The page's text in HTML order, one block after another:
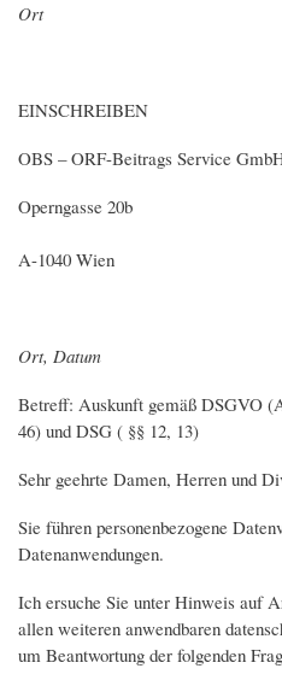
Ort
EINSCHREIBEN
OBS – ORF-Beitrags Service
Operngasse 20b
A-1040 Wien
Ort, Datum
Betreff: Auskunft gemäß DSGVO
46) und DSG ( §§ 12, 13)
Sehr geehrte Damen, Herren und
Sie führen personenbezogene
Datenanwendungen.
Ich ersuche Sie unter Hinweis auf
allen weiteren anwendbaren
um Beantwortung der folgenden